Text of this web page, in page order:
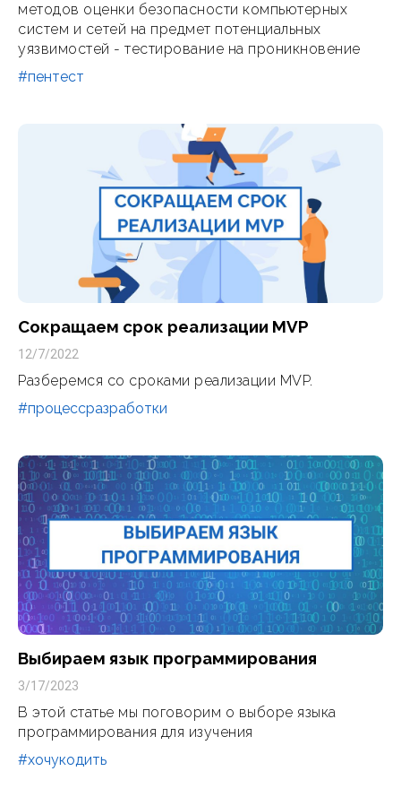
методов оценки безопасности компьютерных
систем и сетей на предмет потенциальных
уязвимостей - тестирование на проникновение
#пентест
Сокращаем срок реализации MVP
12/7/2022
Разберемся со сроками реализации MVP.
#процессразработки
Выбираем язык программирования
3/17/2023
В этой статье мы поговорим о выборе языка
программирования для изучения
#хочукодить